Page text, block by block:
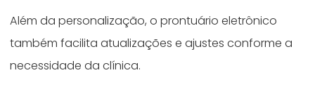
Além da personalização, o prontuário eletrônico
também facilita atualizações e ajustes conforme a
necessidade da clínica.